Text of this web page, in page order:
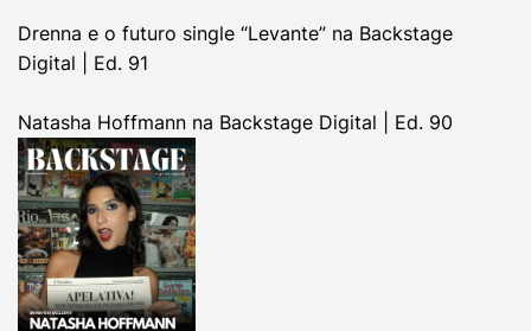
Drenna e o futuro single “Levante” na Backstage
Digital | Ed. 91
Natasha Hoffmann na Backstage Digital | Ed. 90